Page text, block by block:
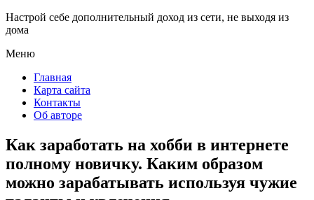
Настрой себе дополнительный доход из сети, не выходя из
дома
Меню
Главная
Карта сайта
Контакты
Об авторе
Как заработать на хобби в интернете
полному новичку. Каким образом
можно зарабатывать используя чужие